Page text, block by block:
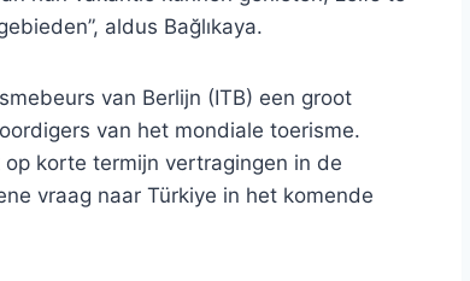
aldus Bağlıkaya.
van Berlijn (ITB) een groot
van het mondiale toerisme.
korte termijn vertragingen in de
vraag naar Türkiye in het komende